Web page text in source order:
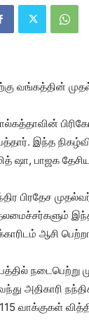
வங்கத்தின்
இந்த
ஷா, பாஜக
பிரதேச
ஆசி
நடைபெற்று
அதிகாரி
வாக்குகள்